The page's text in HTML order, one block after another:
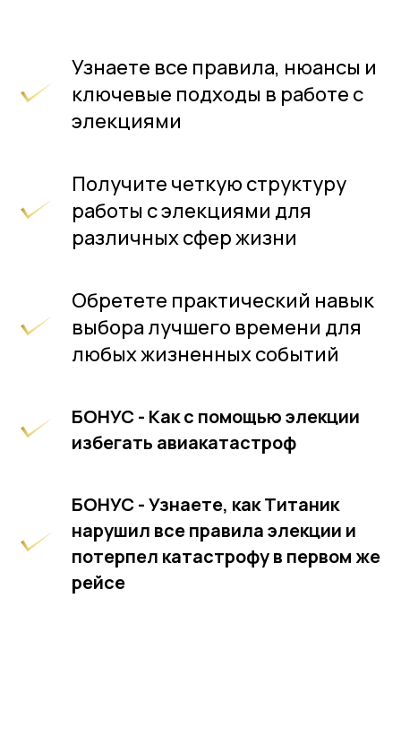
Узнаете все правила, нюансы и
ключевые подходы в работе с
элекциями
Получите четкую структуру
работы с элекциями для
различных сфер жизни
Обретете практический навык
выбора лучшего времени для
любых жизненных событий
БОНУС - Как с помощью элекции
избегать авиакатастроф
БОНУС - Узнаете, как Титаник
нарушил все правила элекции и
потерпел катастрофу в первом же
рейсе